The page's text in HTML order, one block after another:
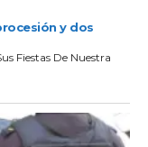
y dos
Fiestas De Nuestra